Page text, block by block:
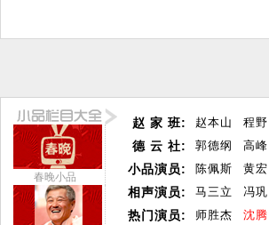
春晚小品
赵 家 班:
德 云 社:
小品演员:
相声演员:
热门演员:
赵本山 程野
郭德纲
高峰
陈佩斯
黄宏
马三立
冯巩
师胜杰
沈腾